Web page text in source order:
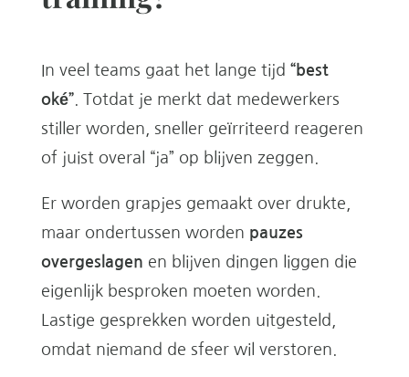
In veel teams gaat het lange tijd “best
oké”. Totdat je merkt dat medewerkers
stiller worden, sneller geïrriteerd reageren
of juist overal “ja” op blijven zeggen.
Er worden grapjes gemaakt over drukte,
maar ondertussen worden pauzes
overgeslagen en blijven dingen liggen die
eigenlijk besproken moeten worden.
Lastige gesprekken worden uitgesteld,
omdat niemand de sfeer wil verstoren.